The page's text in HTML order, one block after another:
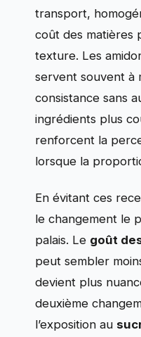
transport,
coût des matières
texture. Les
servent souvent à
consistance sans
ingrédients plus
renforcent la
lorsque la
En évitant ces
le changement le
palais. Le goût
peut sembler
devient plus
deuxième
l’exposition au